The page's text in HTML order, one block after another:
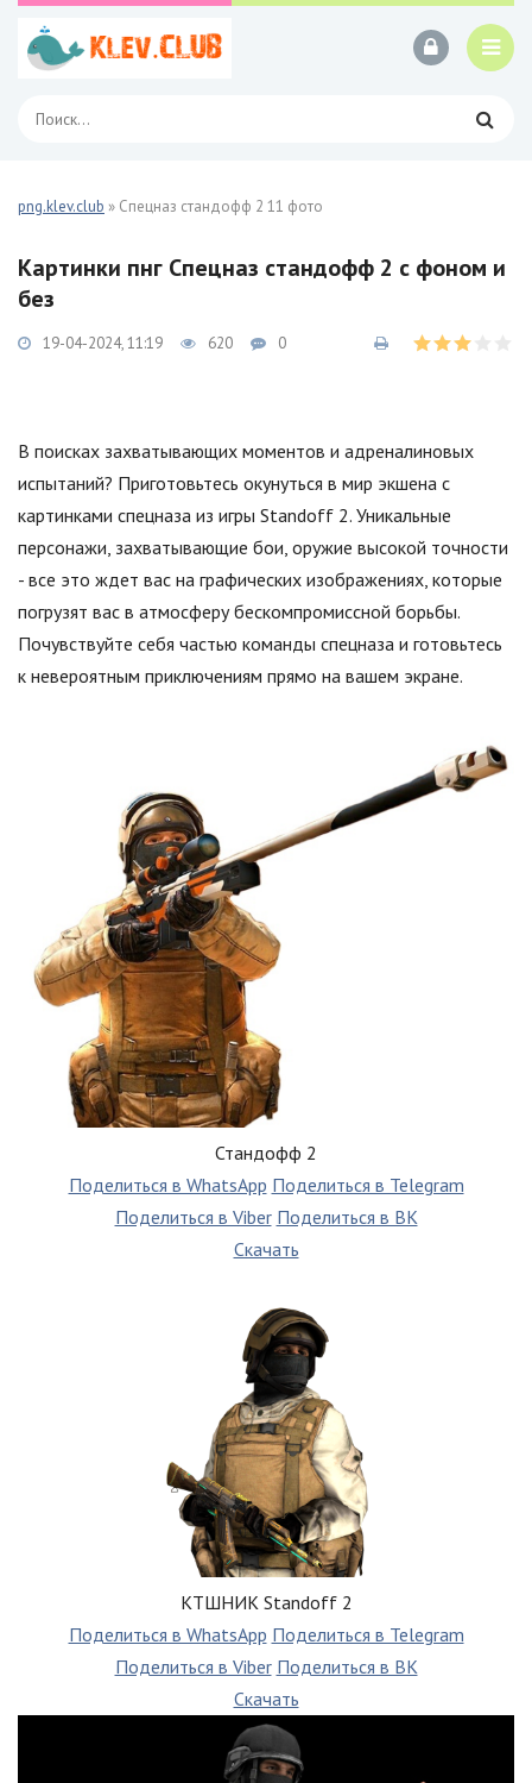
png.klev.club » Спецназ стандофф 2 11 фото
Картинки пнг Спецназ стандофф 2 с фоном и
без
19-04-2024, 11:19 620 0
В поисках захватывающих моментов и адреналиновых
испытаний? Приготовьтесь окунуться в мир экшена с
картинками спецназа из игры Standoff 2. Уникальные
персонажи, захватывающие бои, оружие высокой точности
- все это ждет вас на графических изображениях, которые
погрузят вас в атмосферу бескомпромиссной борьбы.
Почувствуйте себя частью команды спецназа и готовьтесь
к невероятным приключениям прямо на вашем экране.
Стандофф 2
Поделиться в WhatsApp Поделиться в Telegram
Поделиться в Viber Поделиться в ВК
Скачать
КТШНИК Standoff 2
Поделиться в WhatsApp Поделиться в Telegram
Поделиться в Viber Поделиться в ВК
Скачать